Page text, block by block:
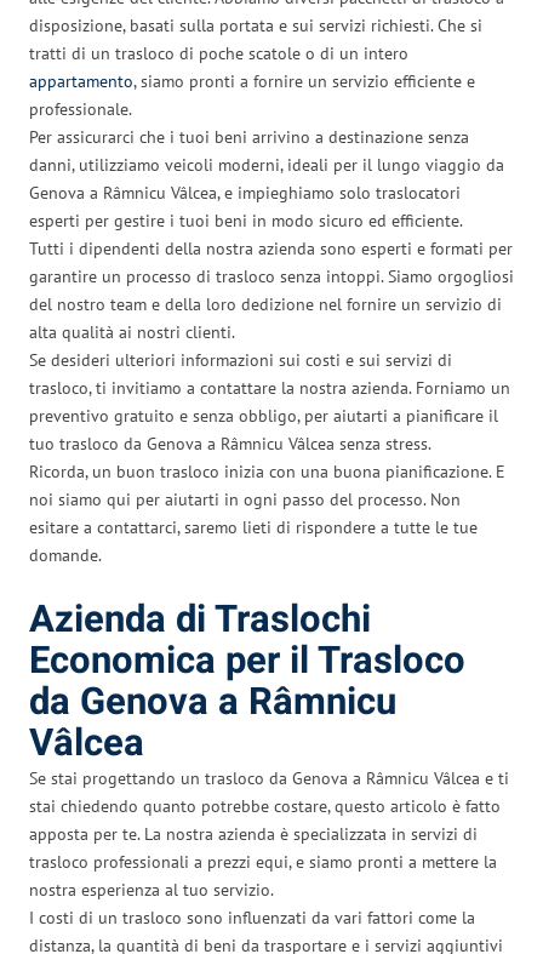
disposizione, basati sulla portata e sui servizi richiesti. Che si
tratti di un trasloco di poche scatole o di un intero
appartamento, siamo pronti a fornire un servizio efficiente e
professionale.
Per assicurarci che i tuoi beni arrivino a destinazione senza
danni, utilizziamo veicoli moderni, ideali per il lungo viaggio da
Genova a Râmnicu Vâlcea, e impieghiamo solo traslocatori
esperti per gestire i tuoi beni in modo sicuro ed efficiente.
Tutti i dipendenti della nostra azienda sono esperti e formati per
garantire un processo di trasloco senza intoppi. Siamo orgogliosi
del nostro team e della loro dedizione nel fornire un servizio di
alta qualità ai nostri clienti.
Se desideri ulteriori informazioni sui costi e sui servizi di
trasloco, ti invitiamo a contattare la nostra azienda. Forniamo un
preventivo gratuito e senza obbligo, per aiutarti a pianificare il
tuo trasloco da Genova a Râmnicu Vâlcea senza stress.
Ricorda, un buon trasloco inizia con una buona pianificazione. E
noi siamo qui per aiutarti in ogni passo del processo. Non
esitare a contattarci, saremo lieti di rispondere a tutte le tue
domande.
Azienda di Traslochi
Economica per il Trasloco
da Genova a Râmnicu
Vâlcea
Se stai progettando un trasloco da Genova a Râmnicu Vâlcea e ti
stai chiedendo quanto potrebbe costare, questo articolo è fatto
apposta per te. La nostra azienda è specializzata in servizi di
trasloco professionali a prezzi equi, e siamo pronti a mettere la
nostra esperienza al tuo servizio.
I costi di un trasloco sono influenzati da vari fattori come la
distanza, la quantità di beni da trasportare e i servizi aggiuntivi